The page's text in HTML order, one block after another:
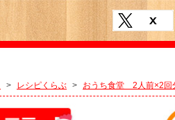
> レシピくらぶ > おうち食堂 2人前×2回